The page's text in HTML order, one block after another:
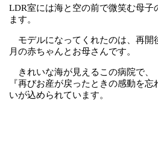
LDR室には海と空の前で微笑む母子
ます。
モデルになってくれたのは、再開
月の赤ちゃんとお母さんです。
きれいな海が見えるこの病院で、
『再びお産が戻ったときの感動を
いが込められています。